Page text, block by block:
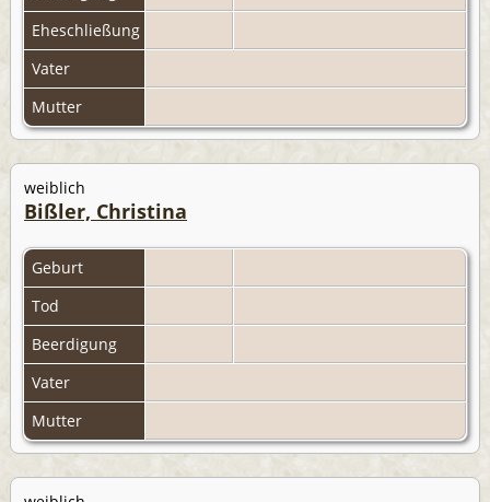
Eheschließung
Vater
Mutter
weiblich
Bißler, Christina
Geburt
Tod
Beerdigung
Vater
Mutter